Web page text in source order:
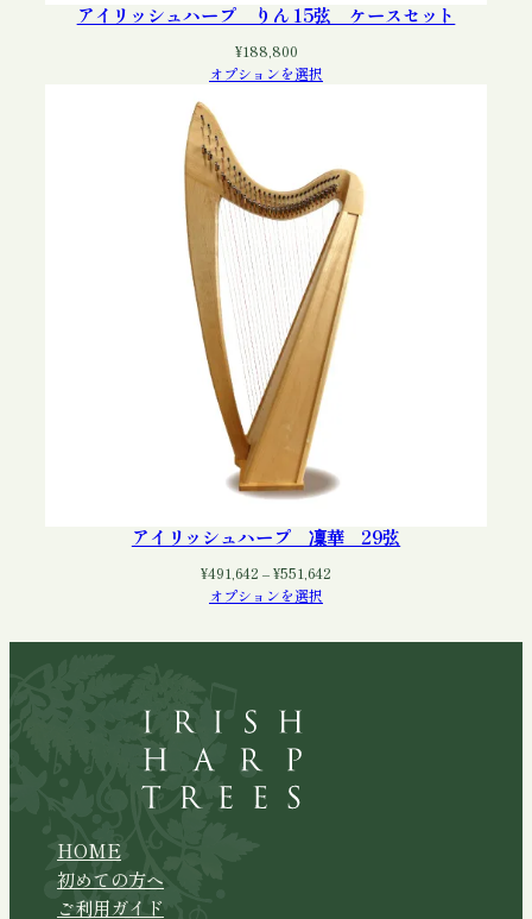
アイリッシュハープ りん 15弦 ケースセット
¥188,800
オプションを選択
アイリッシュハープ 凜華 29弦
¥491,642 –¥551,642
¥491,642
オプションを選択
HOME
初めての方へ
ご利用ガイド